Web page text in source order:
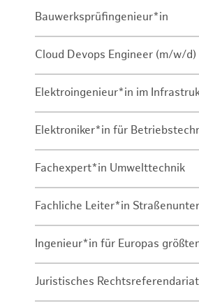
Bauwerksprüfingenieur*in
Cloud Devops Engineer (m/w/d)
Elektroingenieur*in im
Elektroniker*in für
Fachexpert*in Umwelttechnik
Fachliche Leiter*in
Ingenieur*in für Europas
Juristisches Rechtsreferendariat